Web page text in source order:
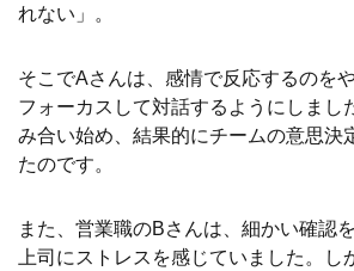
れない」。
そこでAさんは、感情で反応するのを
フォーカスして対話するようにしまし
み合い始め、結果的にチームの意思決
たのです。
また、営業職のBさんは、細かい確認
上司にストレスを感じていました。し